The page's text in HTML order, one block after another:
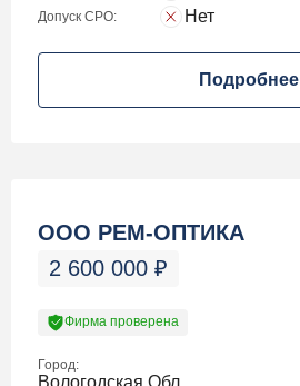
Допуск СРО: Нет
Подробнее
ООО РЕМ-ОПТИКА
2 600 000 ₽
Фирма проверена
Город: